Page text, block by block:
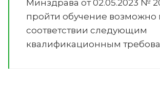
Минздрава от 02.05.2023 №
пройти обучение возможно
соответствии следующим
квалификационным